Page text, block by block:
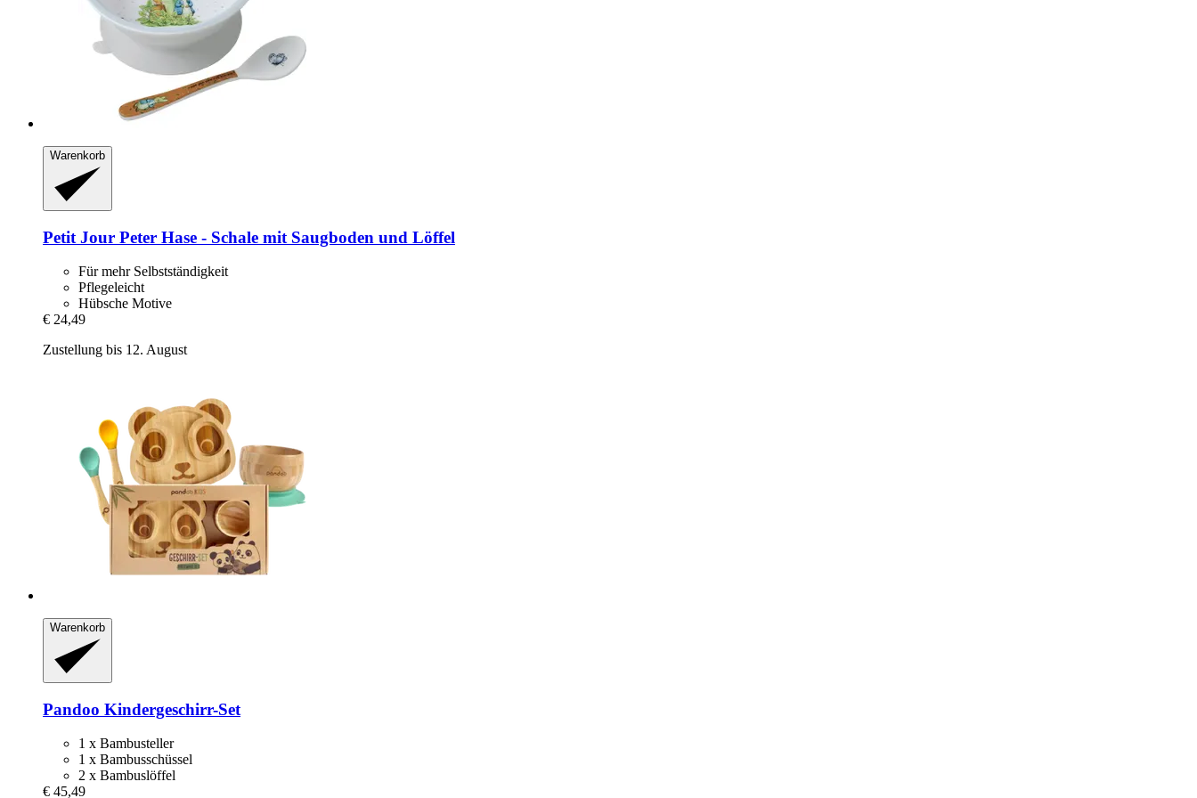
Warenkorb
Petit Jour Peter Hase -​ Schale mit Saugboden und Löffel
Für mehr Selbstständigkeit
Pflegeleicht
Hübsche Motive
€ 24,49
Zustellung bis 12. August
Warenkorb
Pandoo Kindergeschirr-​Set
1 x Bambusteller
1 x Bambusschüssel
2 x Bambuslöffel
€ 45,49